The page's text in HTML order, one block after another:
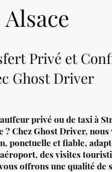
Alsace
Privé et
Ghost Driver
privé ou de taxi à
? Chez Ghost Driver,
ponctuelle et fiable,
des visites
offrons une qualité de